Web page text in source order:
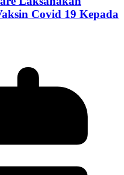
Covid 19 Kepada